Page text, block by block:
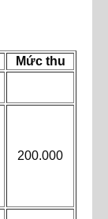
Mức thu
200.000